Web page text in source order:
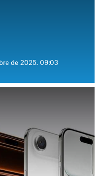
de 2025. 09:03